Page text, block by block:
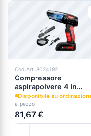
Cod.Art. 8024192
Compressore
aspirapolvere 4 in
1portatile dcg
Disponibile su
al pezzo
81,67 €